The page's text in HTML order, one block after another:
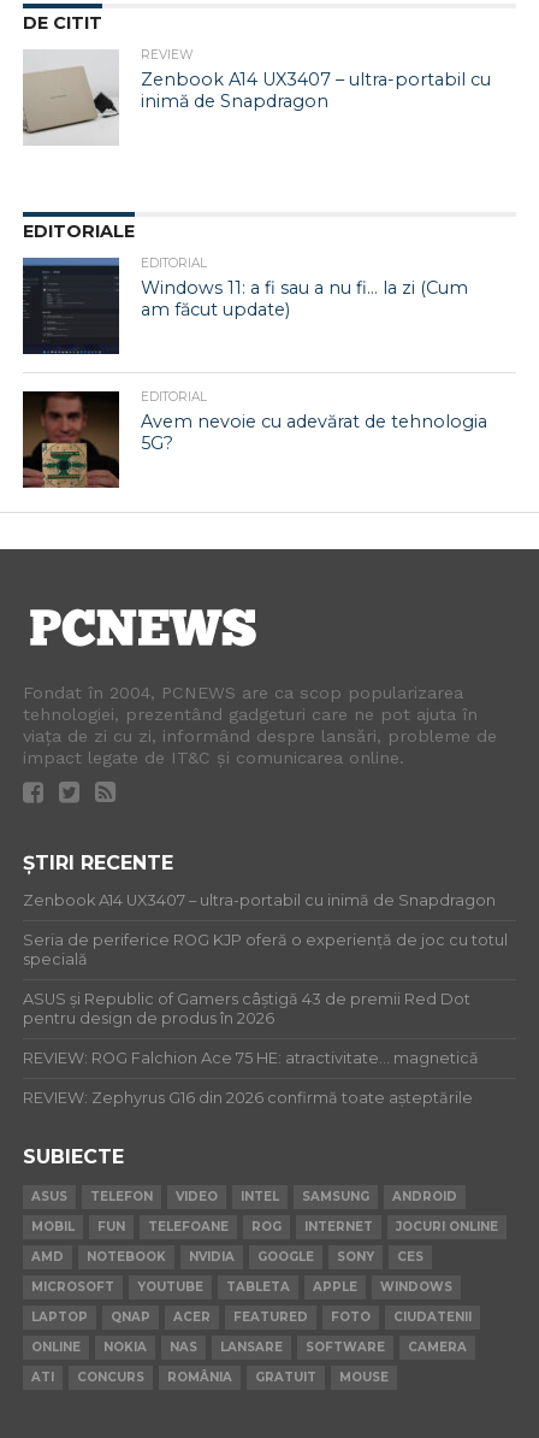
DE CITIT
REVIEW
Zenbook A14 UX3407 – ultra-portabil cu
inimă de Snapdragon
EDITORIALE
EDITORIAL
Windows 11: a fi sau a nu fi… la zi (Cum
am făcut update)
EDITORIAL
Avem nevoie cu adevărat de tehnologia
5G?
Fondat în 2004, PCNEWS are ca scop popularizarea
tehnologiei, prezentând gadgeturi care ne pot ajuta în
viața de zi cu zi, informând despre lansări, probleme de
impact legate de IT&C și comunicarea online.
ȘTIRI RECENTE
Zenbook A14 UX3407 – ultra-portabil cu inimă de Snapdragon
Seria de periferice ROG KJP oferă o experiență de joc cu totul
specială
ASUS și Republic of Gamers câștigă 43 de premii Red Dot
pentru design de produs în 2026
REVIEW: ROG Falchion Ace 75 HE: atractivitate… magnetică
REVIEW: Zephyrus G16 din 2026 confirmă toate așteptările
SUBIECTE
ASUS TELEFON VIDEO INTEL SAMSUNG
ANDROID
MOBIL
FUN TELEFOANE ROG INTERNET
JOCURI ONLINE
AMD
NOTEBOOK NVIDIA GOOGLE SONY
CES
MICROSOFT
YOUTUBE TABLETA APPLE
WINDOWS
LAPTOP
QNAP ACER FEATURED FOTO
CIUDATENII
ONLINE
NOKIA NAS LANSARE SOFTWARE
CAMERA
ATI
CONCURS ROMÂNIA GRATUIT MOUSE